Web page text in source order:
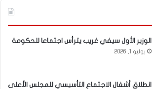
الوزير الأول سيفي غريب يترأس اجتماعا للحكومة
يوليو 1, 2026
انطلاق أشغال الاجتماع التأسيسي للمجلس الأعلى